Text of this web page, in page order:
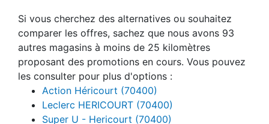
Si vous cherchez des alternatives ou souhaitez
comparer les offres, sachez que nous avons 93
autres magasins à moins de 25 kilomètres
proposant des promotions en cours. Vous pouvez
les consulter pour plus d'options :
Action Héricourt (70400)
Leclerc HERICOURT (70400)